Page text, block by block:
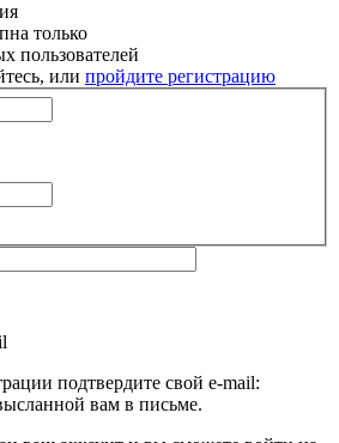
только
пользователей
или пройдите регистрацию
подтвердите свой e-mail:
вам в письме.